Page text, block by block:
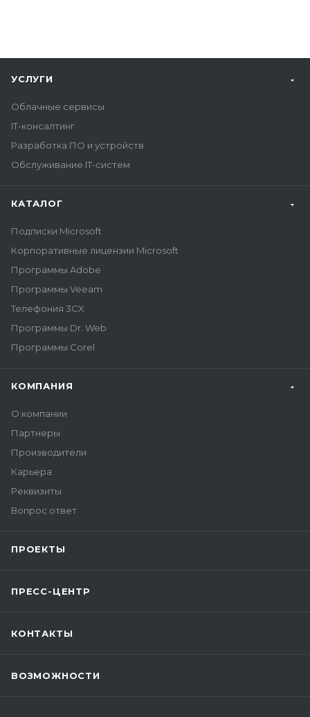
УСЛУГИ
Облачные сервисы
IT-консалтинг
Разработка ПО и устройств
Обслуживание IT-систем
КАТАЛОГ
Подписки Microsoft
Корпоративные лицензии Microsoft
Программы Adobe
Программы Veeam
Телефония 3CX
Программы Dr. Web
Программы Corel
КОМПАНИЯ
О компании
Партнеры
Производители
Карьера
Реквизиты
Вопрос ответ
ПРОЕКТЫ
ПРЕСС-ЦЕНТР
КОНТАКТЫ
ВОЗМОЖНОСТИ